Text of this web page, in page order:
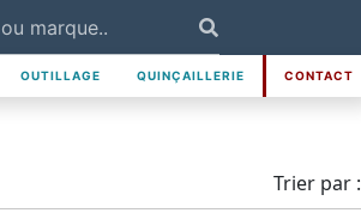
OUTILLAGE QUINÇAILLERIE CONTACT
Trier par :